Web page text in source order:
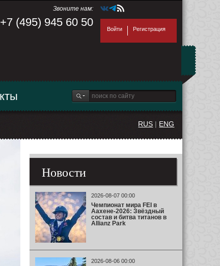
Звоните нам:
+7 (495) 945 60 50
Войти Регистрация
RUS | ENG
Новости
2026-08-07 00:00
Чемпионат мира FEI в
Аахене-2026: Звёздный
состав и битва титанов в
Allianz Park
2026-08-06 00:00